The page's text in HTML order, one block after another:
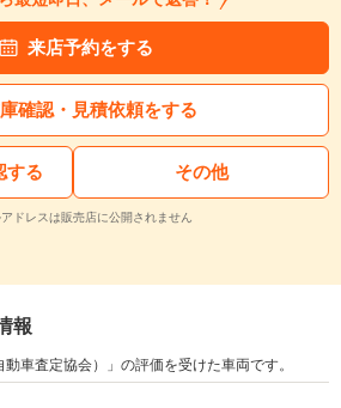
来店予約をする
確認・見積依頼をする
する その他
ドレスは販売店に公開されません
報
車査定協会）」の評価を受けた車両です。